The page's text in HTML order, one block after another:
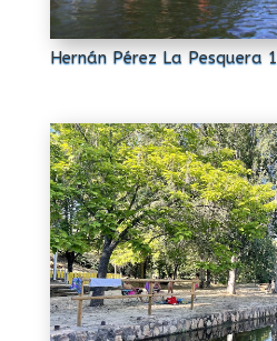
Hernán Pérez La Pesquera 1